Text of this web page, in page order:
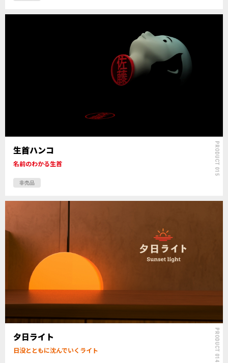
PRODUCT 015
生首ハンコ
名前のわかる生首
非売品
PRODUCT 014
夕日ライト
日没とともに沈んでいくライト